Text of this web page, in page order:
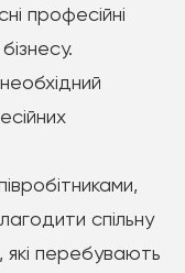
професійні
спільну
які перебувають